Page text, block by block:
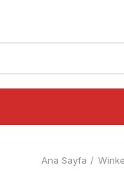
Ana Sayfa